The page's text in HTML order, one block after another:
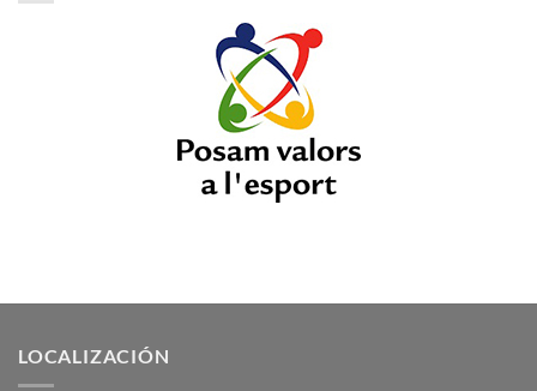
LOCALIZACIÓN